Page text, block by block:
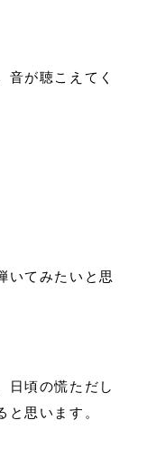
音が聴こえてく
いてみたいと思
日頃の慌ただし
と思います。